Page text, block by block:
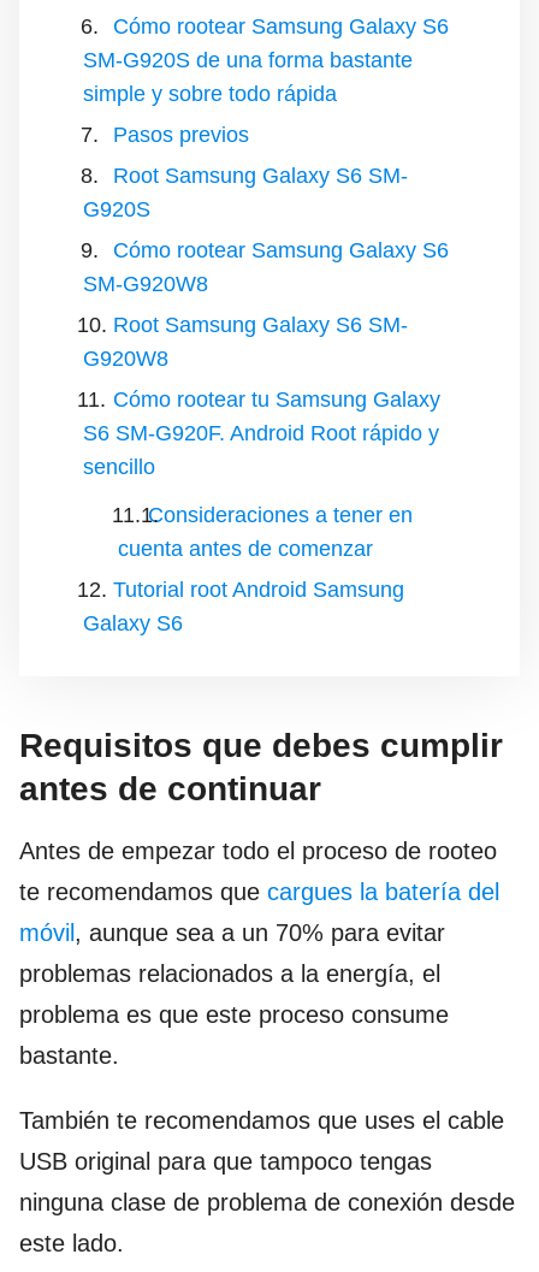
Cómo rootear Samsung Galaxy S6
SM-G920S de una forma bastante
simple y sobre todo rápida
Pasos previos
Root Samsung Galaxy S6 SM-
G920S
Cómo rootear Samsung Galaxy S6
SM-G920W8
Root Samsung Galaxy S6 SM-
G920W8
Cómo rootear tu Samsung Galaxy
S6 SM-G920F. Android Root rápido y
sencillo
Consideraciones a tener en
cuenta antes de comenzar
Tutorial root Android Samsung
Galaxy S6
Requisitos que debes cumplir
antes de continuar
Antes de empezar todo el proceso de rooteo
te recomendamos que cargues la batería del
móvil , aunque sea a un 70% para evitar
problemas relacionados a la energía, el
problema es que este proceso consume
bastante.
También te recomendamos que uses el cable
USB original para que tampoco tengas
ninguna clase de problema de conexión desde
este lado.